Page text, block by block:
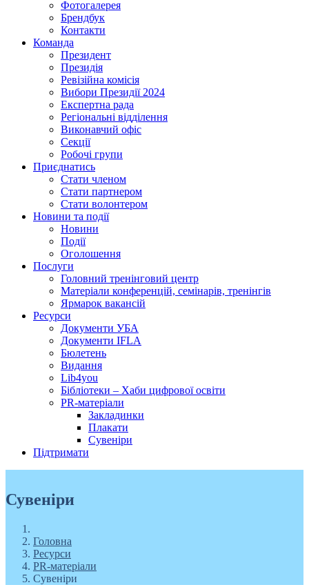
Фотогалерея
Брендбук
Контакти
Команда
Президент
Президія
Ревізійна комісія
Вибори Президії 2024
Експертна рада
Регіональні відділення
Виконавчий офіс
Секції
Робочі групи
Приєднатись
Стати членом
Стати партнером
Стати волонтером
Новини та події
Новини
Події
Оголошення
Послуги
Головний тренінговий центр
Матеріали конференцій, семінарів, тренінгів
Ярмарок вакансій
Ресурси
Документи УБА
Документи IFLA
Бюлетень
Видання
Lib4you
Бібліотеки – Хаби цифрової освіти
PR-матеріали
Закладинки
Плакати
Сувеніри
Підтримати
Сувеніри
Головна
Ресурси
PR-матеріали
Сувеніри